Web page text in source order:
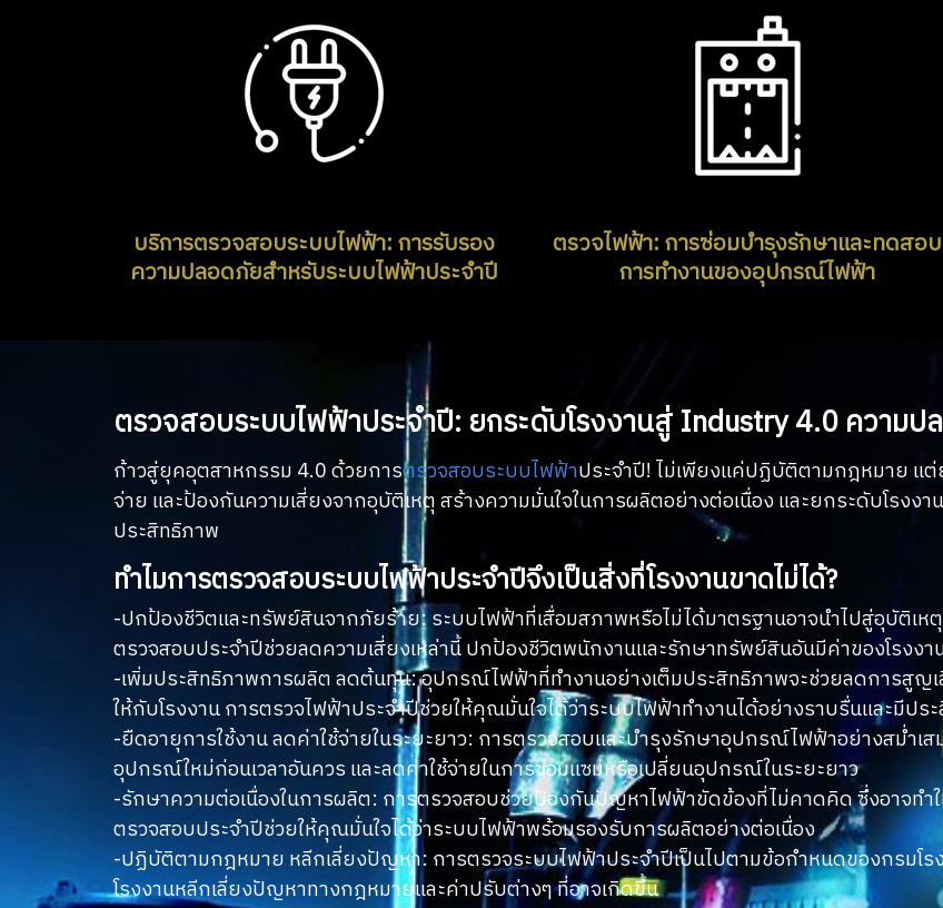
บริการตรวจสอบระบบไฟฟ้า: การรับรอง
ความปลอดภัยสำหรับระบบไฟฟ้าประจำปี
ตรวจไฟฟ้า: การซ่อมบำรุงรักษาและทดสอบ
การทำงานของอุปกรณ์ไฟฟ้า
ตรวจสอบระบบไฟฟ้าประจำปี: ยกระดับโรงงานสู่ Industry 4.0 ความ
ก้าวสู่ยุคอุตสาหกรรม 4.0 ด้วยการตรวจสอบระบบไฟฟ้าประจำปี! ไม่เพียงแค่ปฏิบัติตามกฎหมาย แ
จ่าย และป้องกันความเสี่ยงจากอุบัติเหตุ สร้างความมั่นใจในการผลิตอย่างต่อเนื่อง และยกระดับโรง
ประสิทธิภาพ
ทำไมการตรวจสอบระบบไฟฟ้าประจำปีจึงเป็นสิ่งที่โรงงานขาดไม่ได้?
-ปกป้องชีวิตและทรัพย์สินจากภัยร้าย: ระบบไฟฟ้าที่เสื่อมสภาพหรือไม่ได้มาตรฐานอาจนำไปสู่อุบัติเห
ตรวจสอบประจำปีช่วยลดความเสี่ยงเหล่านี้ ปกป้องชีวิตพนักงานและรักษาทรัพย์สินอันมีค่าของโรงงา
-เพิ่มประสิทธิภาพการผลิต ลดต้นทุน: อุปกรณ์ไฟฟ้าที่ทำงานอย่างเต็มประสิทธิภาพจะช่วยลดการสูญ
ให้กับโรงงาน การตรวจไฟฟ้าประจำปีช่วยให้คุณมั่นใจได้ว่าระบบไฟฟ้าทำงานได้อย่างราบรื่นและมีปร
-ยืดอายุการใช้งาน ลดค่าใช้จ่ายในระยะยาว: การตรวจสอบและบำรุงรักษาอุปกรณ์ไฟฟ้าอย่างสม่ำเ
อุปกรณ์ใหม่ก่อนเวลาอันควร และลดค่าใช้จ่ายในการซ่อมแซมหรือเปลี่ยนอุปกรณ์ในระยะยาว
-รักษาความต่อเนื่องในการผลิต: การตรวจสอบช่วยป้องกันปัญหาไฟฟ้าขัดข้องที่ไม่คาดคิด ซึ่งอาจท
ตรวจสอบประจำปีช่วยให้คุณมั่นใจได้ว่าระบบไฟฟ้าพร้อมรองรับการผลิตอย่างต่อเนื่อง
-ปฏิบัติตามกฎหมาย หลีกเลี่ยงปัญหา: การตรวจระบบไฟฟ้าประจำปีเป็นไปตามข้อกำหนดของกรมโ
โรงงานหลีกเลี่ยงปัญหาทางกฎหมายและค่าปรับต่างๆ ที่อาจเกิดขึ้น